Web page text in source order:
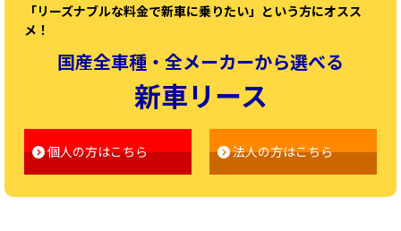
「リーズナブルな料金で新車に乗りたい」という方にオスス
メ！
国産全車種・全メーカーから選べる
新車リース
個人の方はこちら 法人の方はこちら